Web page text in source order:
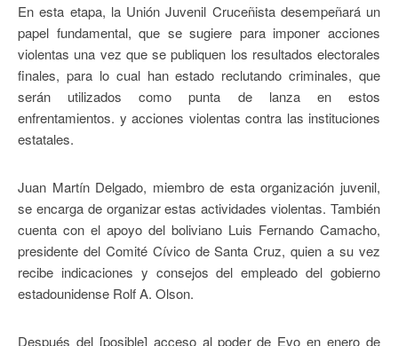
En esta etapa, la Unión Juvenil Cruceñista desempeñará un
papel fundamental, que se sugiere para imponer acciones
violentas una vez que se publiquen los resultados electorales
finales, para lo cual han estado reclutando criminales, que
serán utilizados como punta de lanza en estos
enfrentamientos. y acciones violentas contra las instituciones
estatales.
Juan Martín Delgado, miembro de esta organización juvenil,
se encarga de organizar estas actividades violentas. También
cuenta con el apoyo del boliviano Luis Fernando Camacho,
presidente del Comité Cívico de Santa Cruz, quien a su vez
recibe indicaciones y consejos del empleado del gobierno
estadounidense Rolf A. Olson.
Después del [posible] acceso al poder de Evo en enero de